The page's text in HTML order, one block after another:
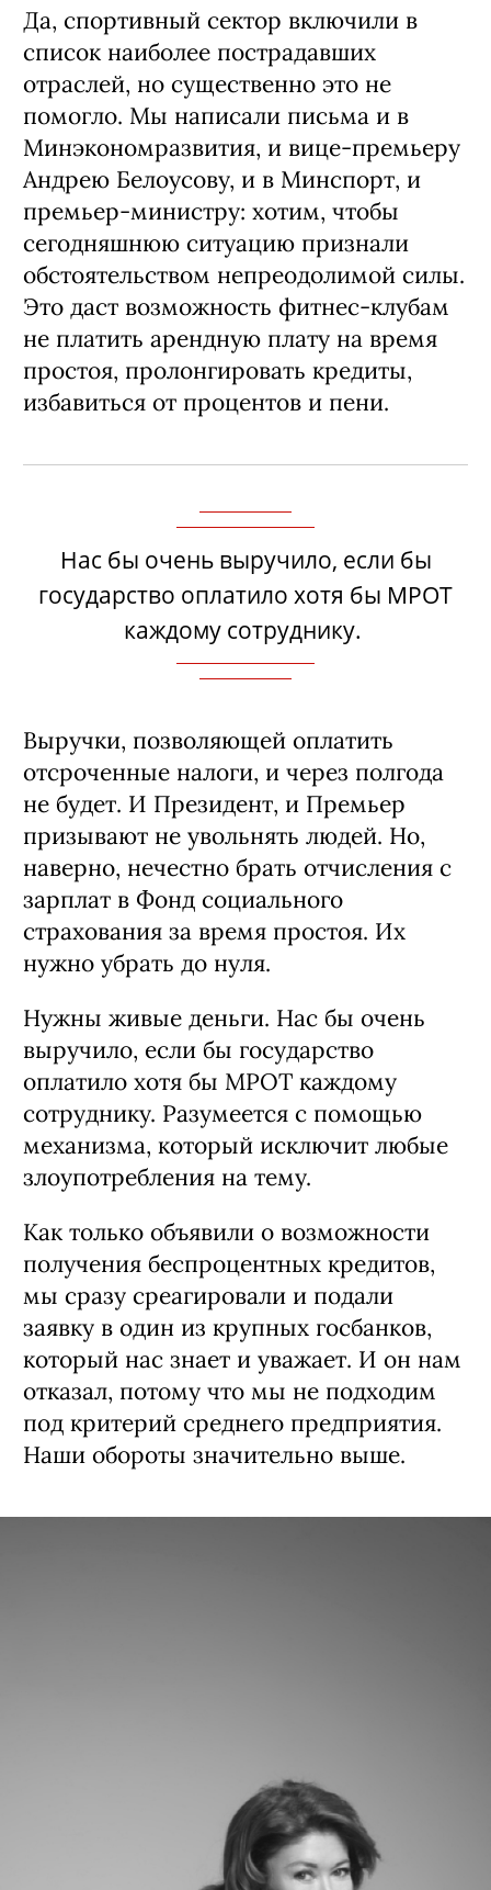
Да, спортивный сектор включили в
список наиболее пострадавших
отраслей, но существенно это не
помогло. Мы написали письма и в
Минэкономразвития, и вице-премьеру
Андрею Белоусову, и в Минспорт, и
премьер-министру: хотим, чтобы
сегодняшнюю ситуацию признали
обстоятельством непреодолимой силы.
Это даст возможность фитнес-клубам
не платить арендную плату на время
простоя, пролонгировать кредиты,
избавиться от процентов и пени.
Нас бы очень выручило, если бы
государство оплатило хотя бы МРОТ
каждому сотруднику.
Выручки, позволяющей оплатить
отсроченные налоги, и через полгода
не будет. И Президент, и Премьер
призывают не увольнять людей. Но,
наверно, нечестно брать отчисления с
зарплат в Фонд социального
страхования за время простоя. Их
нужно убрать до нуля.
Нужны живые деньги. Нас бы очень
выручило, если бы государство
оплатило хотя бы МРОТ каждому
сотруднику. Разумеется с помощью
механизма, который исключит любые
злоупотребления на тему.
Как только объявили о возможности
получения беспроцентных кредитов,
мы сразу среагировали и подали
заявку в один из крупных госбанков,
который нас знает и уважает. И он нам
отказал, потому что мы не подходим
под критерий среднего предприятия.
Наши обороты значительно выше.